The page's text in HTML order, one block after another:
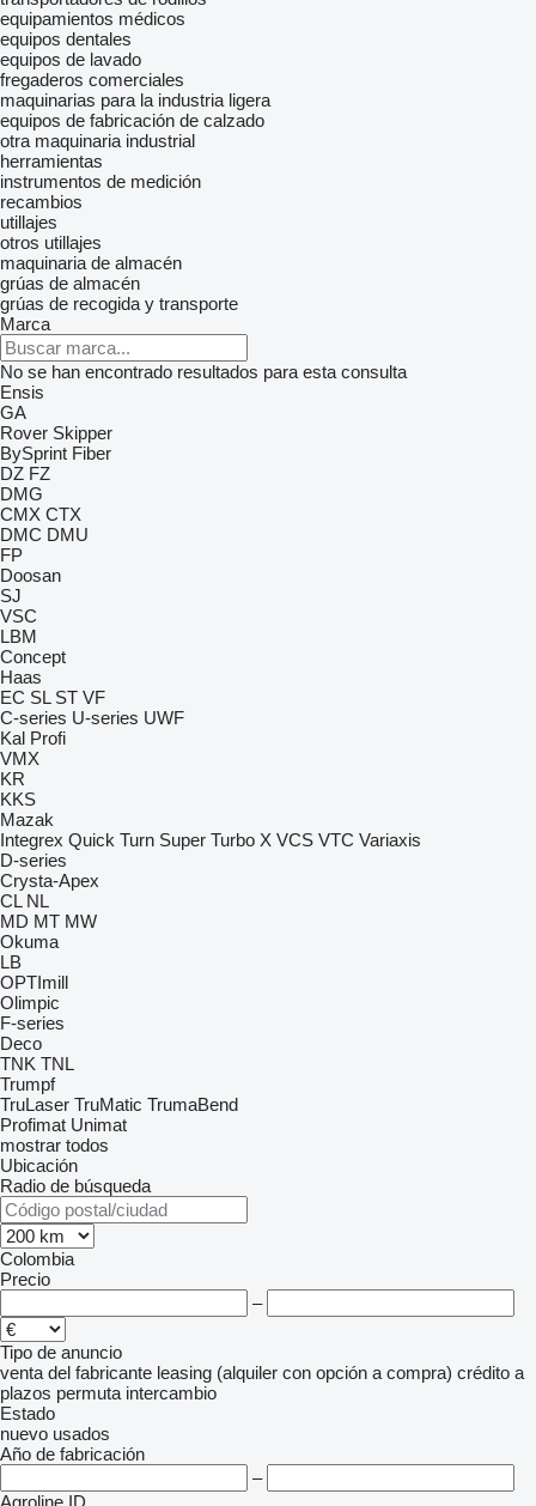
equipamientos médicos
equipos dentales
equipos de lavado
fregaderos comerciales
maquinarias para la industria ligera
equipos de fabricación de calzado
otra maquinaria industrial
herramientas
instrumentos de medición
recambios
utillajes
otros utillajes
maquinaria de almacén
grúas de almacén
grúas de recogida y transporte
Marca
No se han encontrado resultados para esta consulta
Ensis
GA
Rover Skipper
BySprint Fiber
DZ FZ
DMG
CMX CTX
DMC DMU
FP
Doosan
SJ
VSC
LBM
Concept
Haas
EC SL ST VF
C-series U-series UWF
Kal Profi
VMX
KR
KKS
Mazak
Integrex Quick Turn Super Turbo X VCS VTC Variaxis
D-series
Crysta-Apex
CL NL
MD MT MW
Okuma
LB
OPTImill
Olimpic
F-series
Deco
TNK TNL
Trumpf
TruLaser TruMatic TrumaBend
Profimat Unimat
mostrar todos
Ubicación
Radio de búsqueda
Colombia
Precio
–
Tipo de anuncio
venta del fabricante leasing (alquiler con opción a compra) crédito a
plazos permuta intercambio
Estado
nuevo usados
Año de fabricación
–
Agroline ID